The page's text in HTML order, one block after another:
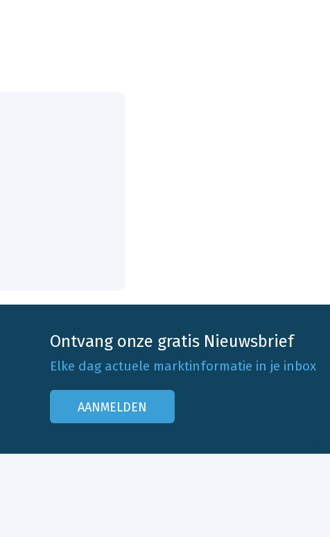
Ontvang onze gratis Nieuwsbrief
Elke dag actuele marktinformatie in je inbox
AANMELDEN